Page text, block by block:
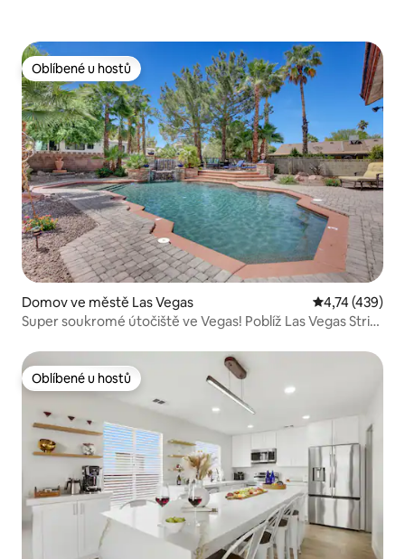
Oblíbené u hostů
Oblíbené u hostů
Domov ve městě Las Vegas Průměrné
4,74 (439)
Super soukromé útočiště ve Vegas! Poblíž Las Vegas Strip!
Oblíbené u hostů
Oblíbené u hostů